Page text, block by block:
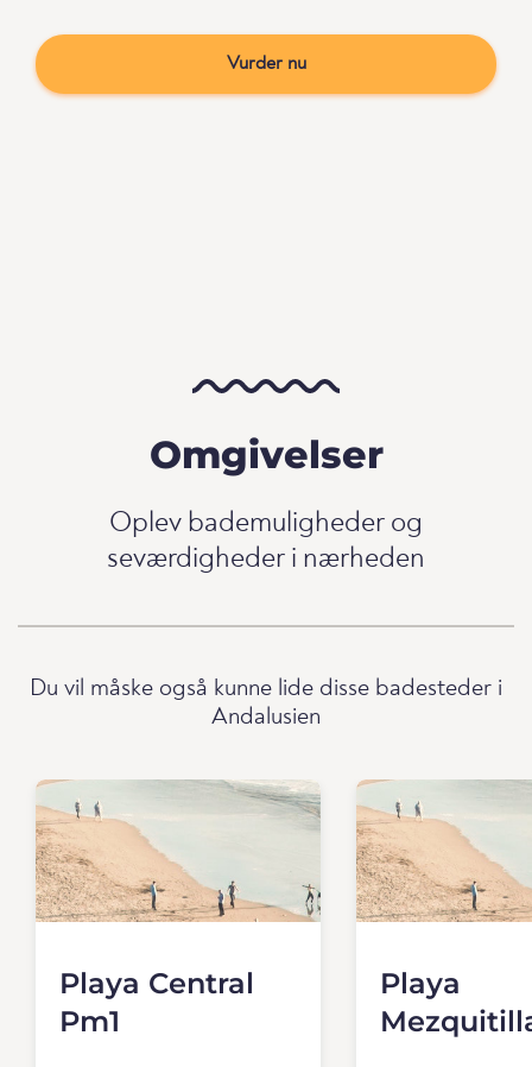
Vurder nu
Omgivelser
Oplev bademuligheder og
seværdigheder i nærheden
Du vil måske også kunne lide disse badesteder i
Andalusien
Playa Central
Pm1
Playa